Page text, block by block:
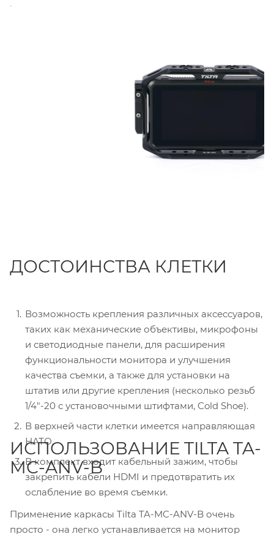
алюминия, что обеспечивает надежность и
ДОСТОИНСТВА КЛЕТКИ
Возможность крепления различных аксессуаров,
таких как механические объективы, микрофоны
и светодиодные панели, для расширения
функциональности монитора и улучшения
качества съемки, а также для установки на
штатив или другие крепления (несколько резьб
1/4″-20 с установочными штифтами, Cold Shoe).
В верхней части клетки имеется направляющая
НАТО.
В комплект входит кабельный зажим, чтобы
закрепить кабели HDMI и предотвратить их
ослабление во время съемки.
ИСПОЛЬЗОВАНИЕ TILTA TA-
MC-ANV-B
Применение каркасы Tilta TA-MC-ANV-B очень
просто - она легко устанавливается на монитор